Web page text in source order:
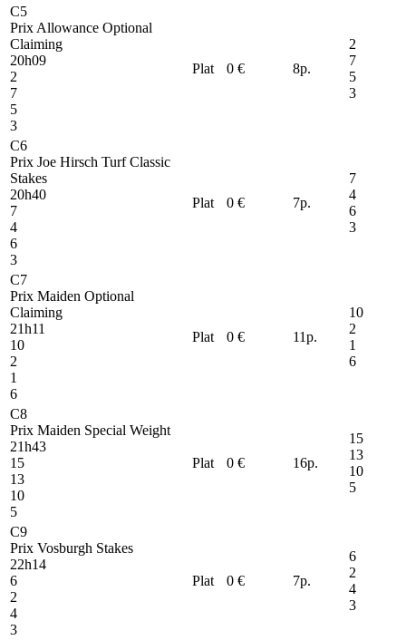
C5
Prix Allowance Optional
Claiming
20h09
2
7
5
3
Plat 0 € 8p.
2
7
5
3
C6
Prix Joe Hirsch Turf Classic
Stakes
20h40
7
4
6
3
Plat 0 € 7p.
7
4
6
3
C7
Prix Maiden Optional
Claiming
21h11
10
2
1
6
Plat 0 € 11p.
10
2
1
6
C8
Prix Maiden Special Weight
21h43
15
13
10
5
Plat 0 € 16p.
15
13
10
5
C9
Prix Vosburgh Stakes
22h14
6
2
4
3
Plat 0 € 7p.
6
2
4
3